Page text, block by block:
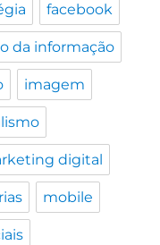
facebook
da informação
imagem
digital
mobile